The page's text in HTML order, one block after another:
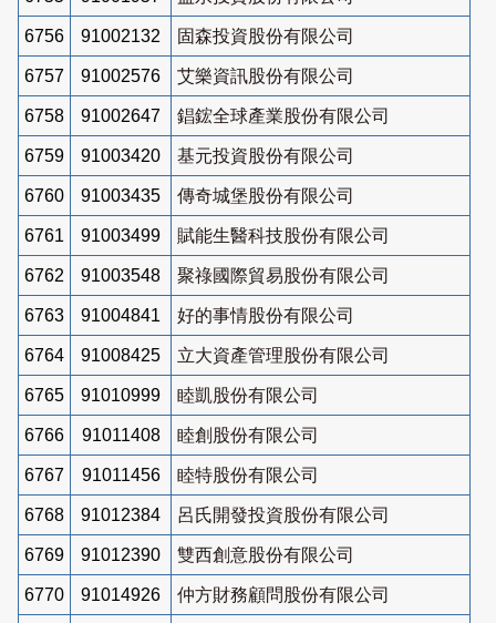
6756 91002132 固森投資股份有限公司
6757 91002576 艾樂資訊股份有限公司
6758 91002647 錩鋐全球產業股份有限公司
6759 91003420 基元投資股份有限公司
6760 91003435 傳奇城堡股份有限公司
6761 91003499 賦能生醫科技股份有限公司
6762 91003548 聚祿國際貿易股份有限公司
6763 91004841 好的事情股份有限公司
6764 91008425 立大資產管理股份有限公司
6765 91010999 睦凱股份有限公司
6766 91011408 睦創股份有限公司
6767 91011456 睦特股份有限公司
6768 91012384 呂氏開發投資股份有限公司
6769 91012390 雙西創意股份有限公司
6770 91014926 仲方財務顧問股份有限公司